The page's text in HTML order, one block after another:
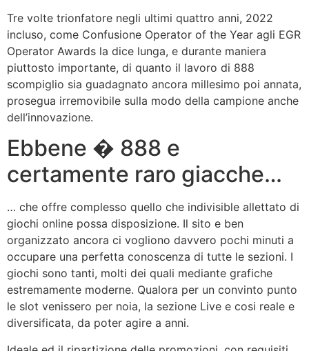
Tre volte trionfatore negli ultimi quattro anni, 2022
incluso, come Confusione Operator of the Year agli EGR
Operator Awards la dice lunga, e durante maniera
piuttosto importante, di quanto il lavoro di 888
scompiglio sia guadagnato ancora millesimo poi annata,
prosegua irremovibile sulla modo della campione anche
dell’innovazione.
Ebbene � 888 e
certamente raro giacche…
… che offre complesso quello che indivisible allettato di
giochi online possa disposizione. Il sito e ben
organizzato ancora ci vogliono davvero pochi minuti a
occupare una perfetta conoscenza di tutte le sezioni. I
giochi sono tanti, molti dei quali mediante grafiche
estremamente moderne. Qualora per un convinto punto
le slot venissero per noia, la sezione Live e cosi reale e
diversificata, da poter agire a anni.